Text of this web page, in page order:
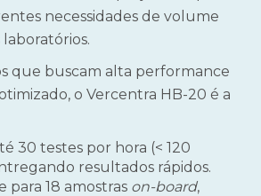
necessidades de volume
que buscam alta performance
o Vercentra HB-20 é a
30 testes por hora (< 120
resultados rápidos.
para 18 amostras on-board,